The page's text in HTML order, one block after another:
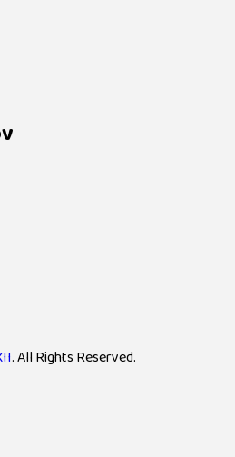
. All Rights Reserved.